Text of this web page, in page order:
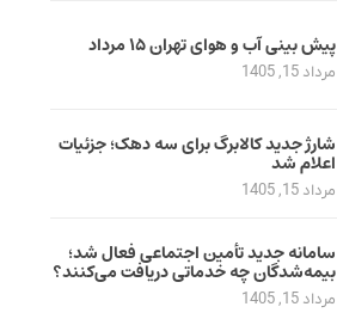
پیش بینی آب و هوای تهران ۱۵ مرداد
مرداد 15, 1405
شارژ جدید کالابرگ برای سه دهک؛ جزئیات
اعلام شد
مرداد 15, 1405
سامانه جدید تأمین اجتماعی فعال شد؛
بیمه‌شدگان چه خدماتی دریافت می‌کنند؟
مرداد 15, 1405